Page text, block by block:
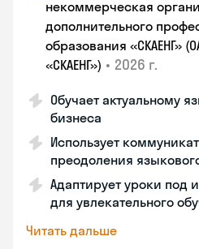
некоммерческая
дополнительного
образования «СКАЕНГ»
«СКАЕНГ») • 2026 г.
Обучает актуальному
бизнеса
Использует
преодоления
Адаптирует уроки под
для увлекательного
Читать дальше